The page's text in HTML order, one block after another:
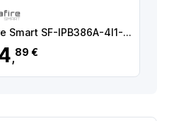
Safire Smart SF-IPB386A-4I1-DL
,89 €